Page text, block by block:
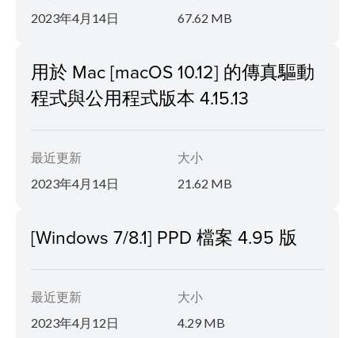
2023年4月14日
67.62 MB
用於 Mac [macOS 10.12] 的傳真驅動
程式與公用程式版本 4.15.13
最近更新
2023年4月14日
大小
21.62 MB
[Windows 7/8.1] PPD 檔案 4.95 版
最近更新
2023年4月12日
大小
4.29 MB